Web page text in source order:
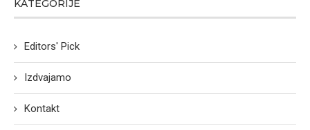
KATEGORIJE
Editors' Pick
Izdvajamo
Kontakt